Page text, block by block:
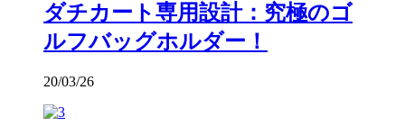
ダチカート専用設計：究極のゴ
ルフバッグホルダー！
20/03/26